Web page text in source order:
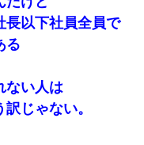
しかし元職場の主要取
こかで音漏れしてな
長以下社員全員で
る
ない人は
じゃない。